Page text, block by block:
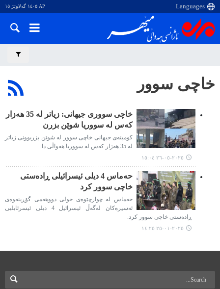
AP ١٤٠٥ گەلاوێژ ١٥
خاچی سوور
خاچی سووری جیهانی: زیاتر لە 35 هەزار
کەس لە سووریا شوێن بزرن
کومیتەی جیهانی خاچی سوور لە شوێن بزربوونی زیاتر
لە 35 هەزار کەس لە سووریا هەواڵی دا.
٢٠٢٥-٠٥-٢٦ ١٥:٠٤
حەماس 4 دیلی ئیسرائیلی ڕادەستی
خاچی سوور کرد
حەماس لە چوارچێوەی خولی دووهەمی گۆڕینەوەی
ئەسیرەکان لەگەڵ ئیسرائیل 4 دیلی ئیسرئایلیی
ڕادەستی خاچی سوور کرد.
٢٠٢٥-٠١-٢٥ ١٤:٢٥